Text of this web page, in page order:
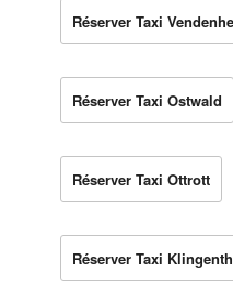
Réserver Taxi
Réserver Taxi Ostwald
Réserver Taxi Ottrott
Réserver Taxi